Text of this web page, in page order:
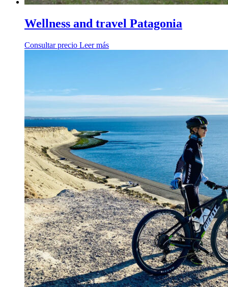
Wellness and travel Patagonia
Consultar precio Leer más